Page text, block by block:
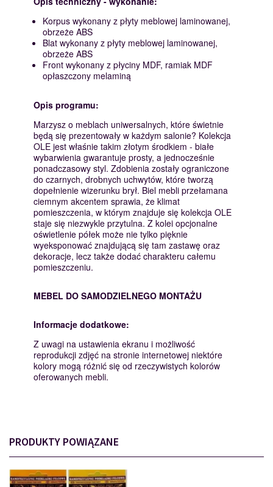
Korpus wykonany z płyty meblowej laminowanej,
obrzeże ABS
Blat wykonany z płyty meblowej laminowanej,
obrzeże ABS
Front wykonany z płyciny MDF, ramiak MDF
opłaszczony melaminą
Opis programu:
Marzysz o meblach uniwersalnych, które świetnie
będą się prezentowały w każdym salonie? Kolekcja
OLE jest właśnie takim złotym środkiem - białe
wybarwienia gwarantuje prosty, a jednocześnie
ponadczasowy styl. Zdobienia zostały ograniczone
do czarnych, drobnych uchwytów, które tworzą
dopełnienie wizerunku brył. Biel mebli przełamana
ciemnym akcentem sprawia, że klimat
pomieszczenia, w którym znajduje się kolekcja OLE
staje się niezwykle przytulna. Z kolei opcjonalne
oświetlenie półek może nie tylko pięknie
wyeksponować znajdującą się tam zastawę oraz
dekoracje, lecz także dodać charakteru całemu
pomieszczeniu.
MEBEL DO SAMODZIELNEGO MONTAŻU
Informacje dodatkowe:
Z uwagi na ustawienia ekranu i możliwość
reprodukcji zdjęć na stronie internetowej niektóre
kolory mogą różnić się od rzeczywistych kolorów
oferowanych mebli.
PRODUKTY POWIĄZANE
PODKŁADKI
110562